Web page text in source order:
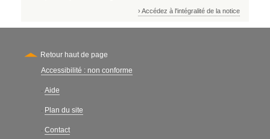
› Accédez à l'intégralité de la notice
Retour haut de page
Secondary
Accessibilité : non conforme
- Aide
- Plan du site
- Contact